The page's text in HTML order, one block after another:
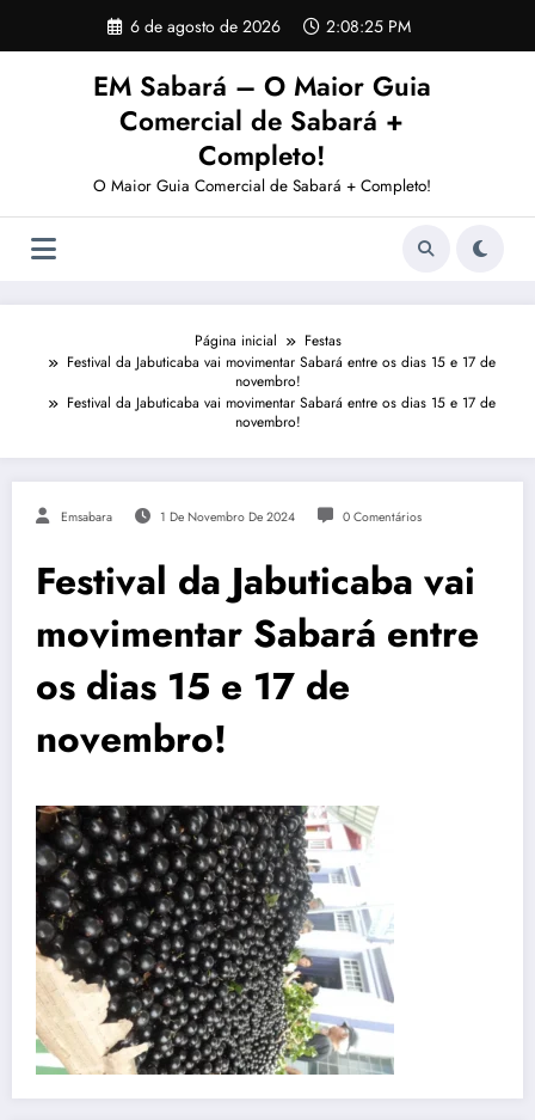
o
6 de agosto de 2026 2:08:25 PM
EM Sabará – O Maior Guia
Comercial de Sabará +
Completo!
O Maior Guia Comercial de Sabará + Completo!
Página inicial
Festas
Festival da Jabuticaba vai movimentar Sabará entre os dias 15 e 17 de
novembro!
Festival da Jabuticaba vai movimentar Sabará entre os dias 15 e 17 de
novembro!
Emsabara 1 De Novembro De 2024 0 Comentários
Festival da Jabuticaba vai
movimentar Sabará entre
os dias 15 e 17 de
novembro!